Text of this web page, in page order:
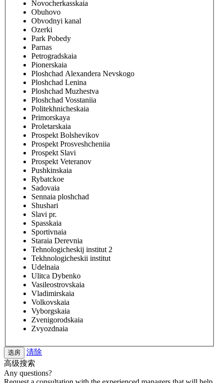
Novocherkasskaia
Obuhovo
Obvodnyi kanal
Ozerki
Park Pobedy
Parnas
Petrogradskaia
Pionerskaia
Ploshchad Alexandera Nevskogo
Ploshchad Lenina
Ploshchad Muzhestva
Ploshchad Vosstaniia
Politekhnicheskaia
Primorskaya
Proletarskaia
Prospekt Bolshevikov
Prospekt Prosveshcheniia
Prospekt Slavi
Prospekt Veteranov
Pushkinskaia
Rybatckoe
Sadovaia
Sennaia ploshchad
Shushari
Slavi pr.
Spasskaia
Sportivnaia
Staraia Derevnia
Tehnologicheskij institut 2
Tekhnologicheskii institut
Udelnaia
Ulitca Dybenko
Vasileostrovskaia
Vladimirskaia
Volkovskaia
Vyborgskaia
Zvenigorodskaia
Zvyozdnaia
清除
高级搜索
Any questions?